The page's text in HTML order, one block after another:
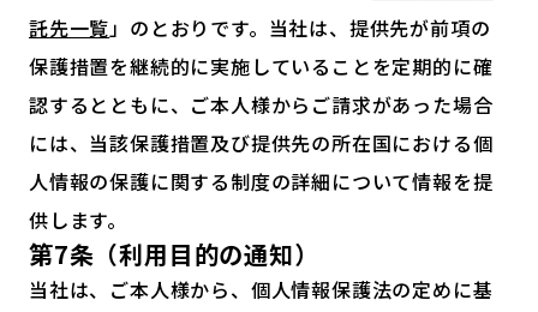
託先一覧」のとおりです。当社は、提供先が前項の
保護措置を継続的に実施していることを定期的に確
認するとともに、ご本人様からご請求があった場合
には、当該保護措置及び提供先の所在国における個
人情報の保護に関する制度の詳細について情報を提
供します。
第7条（利用目的の通知）
当社は、ご本人様から、個人情報保護法の定めに基